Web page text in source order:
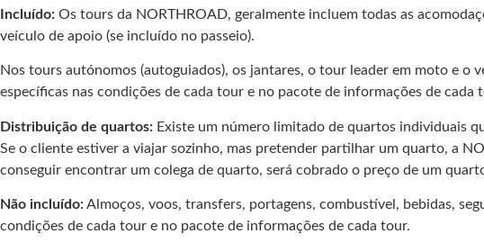
Incluído: Os tours da NORTHROAD, geralmente incluem todas as
veículo de apoio (se incluído no passeio).
Nos tours autónomos (autoguiados), os jantares, o tour leader em moto e o
específicas nas condições de cada tour e no pacote de informações de cada
Distribuição de quartos: Existe um número limitado de quartos individuais
Se o cliente estiver a viajar sozinho, mas pretender partilhar um quarto, a
conseguir encontrar um colega de quarto, será cobrado o preço de um
Não incluído:Almoços, voos, transfers, portagens, combustível, bebidas,
condições de cada tour e no pacote de informações de cada tour.